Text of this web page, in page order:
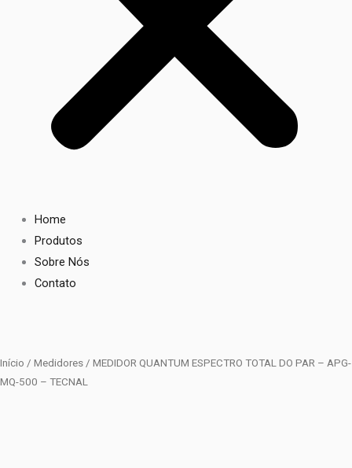
Home
Produtos
Sobre Nós
Contato
Início / Medidores / MEDIDOR QUANTUM ESPECTRO TOTAL DO PAR – APG-
MQ-500 – TECNAL